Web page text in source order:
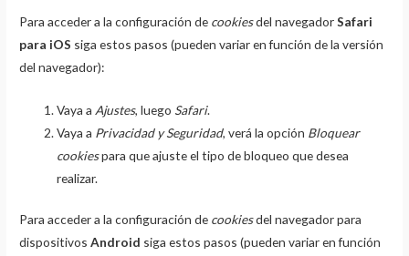
Para acceder a la configuración de cookiesdel navegadorSafari
para iOS siga estos pasos (pueden variar en función de la versión
del navegador):
Vaya a Ajustes, luego Safari.
Vaya a Privacidad y Seguridad, verá la opción Bloquear
cookiespara que ajuste el tipo de bloqueo que desea
realizar.
Para acceder a la configuración de cookiesdel navegador para
dispositivosAndroid siga estos pasos (pueden variar en función